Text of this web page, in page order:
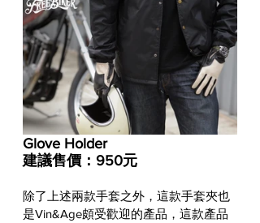
Glove Holder
建議售價：950元
除了上述兩款手套之外，這款手套夾也
是Vin&Age頗受歡迎的產品，這款產品